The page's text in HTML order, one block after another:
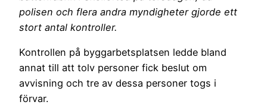
polisen och flera andra myndigheter gjorde ett
stort antal kontroller.
Kontrollen på byggarbetsplatsen ledde bland
annat till att tolv personer fick beslut om
avvisning och tre av dessa personer togs i
förvar.